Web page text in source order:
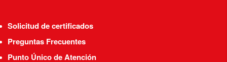
Solicitud de certificados
Preguntas Frecuentes
Punto Único de Atención